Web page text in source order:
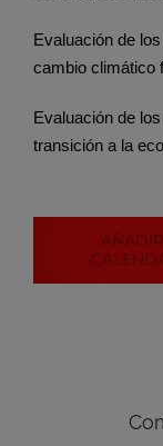
Evaluación de
cambio climático
Evaluación de
transición a la